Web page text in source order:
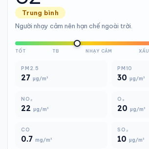
Trung bình
Người nhạy cảm nên hạn chế ngoài trời.
TỐT TB NHẠY CẢM XẤU
PM2.5
27 µg/m³
PM10
30 µg/m³
NO₂
22 µg/m³
O₃
20 µg/m³
CO
0.7 mg/m³
SO₂
10 µg/m³